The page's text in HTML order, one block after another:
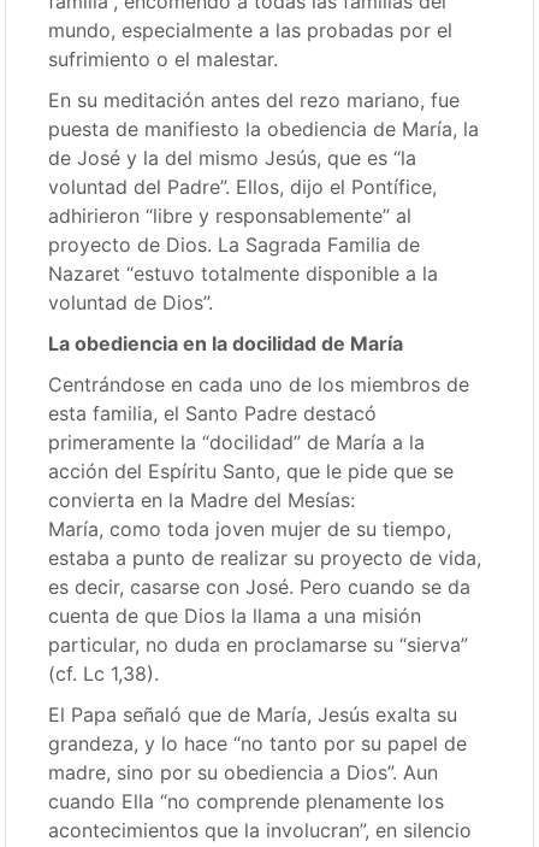
mundo, especialmente a las probadas por el
sufrimiento o el malestar.
En su meditación antes del rezo mariano, fue
puesta de manifiesto la obediencia de María, la
de José y la del mismo Jesús, que es “la
voluntad del Padre”. Ellos, dijo el Pontífice,
adhirieron “libre y responsablemente” al
proyecto de Dios. La Sagrada Familia de
Nazaret “estuvo totalmente disponible a la
voluntad de Dios”.
La obediencia en la docilidad de María
Centrándose en cada uno de los miembros de
esta familia, el Santo Padre destacó
primeramente la “docilidad” de María a la
acción del Espíritu Santo, que le pide que se
convierta en la Madre del Mesías:
María, como toda joven mujer de su tiempo,
estaba a punto de realizar su proyecto de vida,
es decir, casarse con José. Pero cuando se da
cuenta de que Dios la llama a una misión
particular, no duda en proclamarse su “sierva”
(cf. Lc 1,38).
El Papa señaló que de María, Jesús exalta su
grandeza, y lo hace “no tanto por su papel de
madre, sino por su obediencia a Dios”. Aun
cuando Ella “no comprende plenamente los
acontecimientos que la involucran”, en silencio